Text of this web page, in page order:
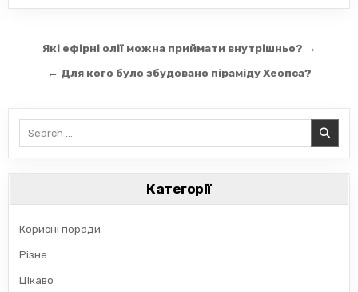
Навігація
записів
Які ефірні олії можна приймати внутрішньо? →
← Для кого було збудовано піраміду Хеопса?
Категорії
Корисні поради
Різне
Цікаво